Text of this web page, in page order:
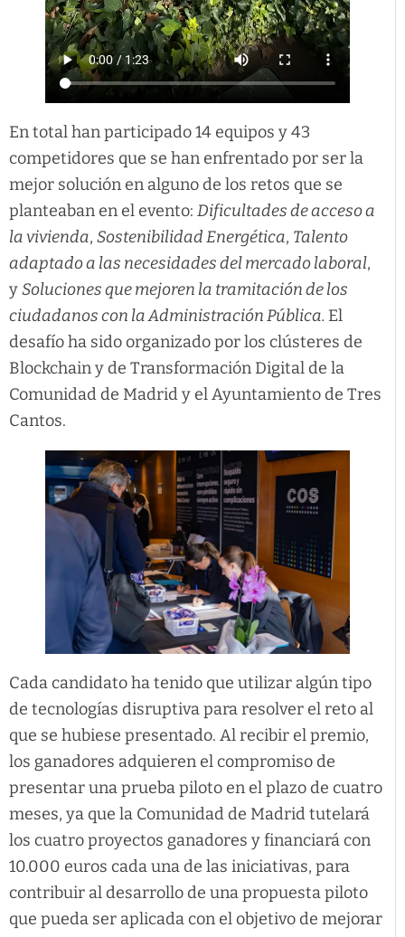
En total han participado 14 equipos y 43
competidores que se han enfrentado por ser la
mejor solución en alguno de los retos que se
planteaban en el evento: Dificultades de acceso a
la vivienda, Sostenibilidad Energética, Talento
adaptado a las necesidades del mercado laboral,
ySoluciones que mejoren la tramitación de los
ciudadanos con la Administración Pública. El
desafío ha sido organizado por los clústeres de
Blockchain y de Transformación Digital de la
Comunidad de Madrid y el Ayuntamiento de Tres
Cantos.
Cada candidato ha tenido que utilizar algún tipo
de tecnologías disruptiva para resolver el reto al
que se hubiese presentado. Al recibir el premio,
los ganadores adquieren el compromiso de
presentar una prueba piloto en el plazo de cuatro
meses, ya que la Comunidad de Madrid tutelará
los cuatro proyectos ganadores y financiará con
10.000 euros cada una de las iniciativas, para
contribuir al desarrollo de una propuesta piloto
que pueda ser aplicada con el objetivo de mejorar